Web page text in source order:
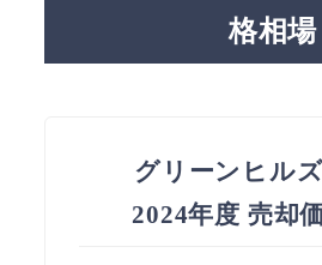
格相場
グリーンヒル
2024年度 売却